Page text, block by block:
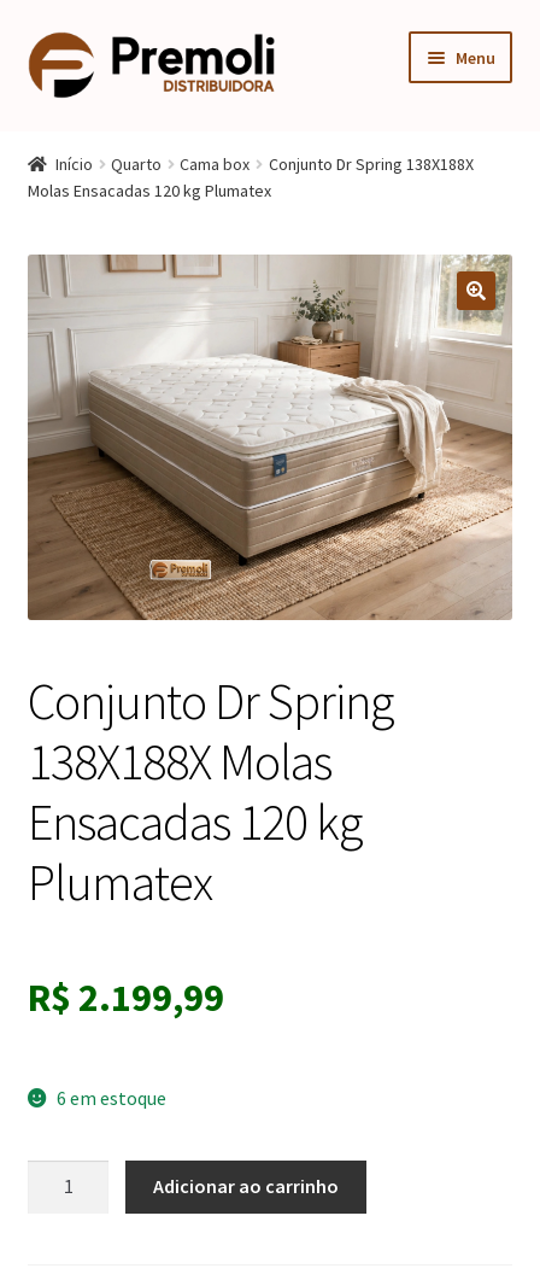
Pular
para
navegação
Pular
para
Menu
menu
Quarto
Sala
menu
Móveis Infantis
Fogão
Multiuso
Mesa Gamer
Início Quarto Cama box
Conjunto Dr Spring 138X188X
Molas Ensacadas 120 kg Plumatex
Conjunto Dr Spring
138X188X Molas
Ensacadas 120 kg
Plumatex
R$ 2.199,99
6 em estoque
Adicionar ao carrinho